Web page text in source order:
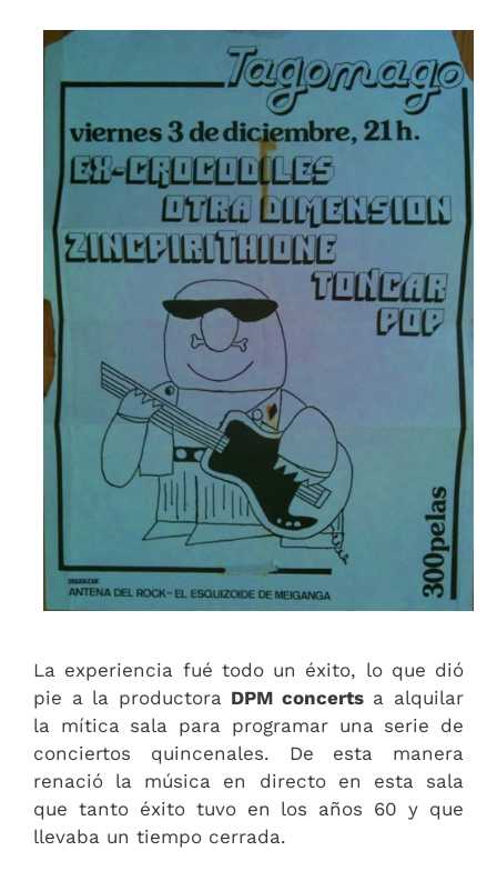
La experiencia fué todo un éxito, lo que dió
pie a la productora DPM concertsa alquilar
la mítica sala para programar una serie de
conciertos quincenales. De esta manera
renació la música en directo en esta sala
que tanto éxito tuvo en los años 60 y que
llevaba un tiempo cerrada.